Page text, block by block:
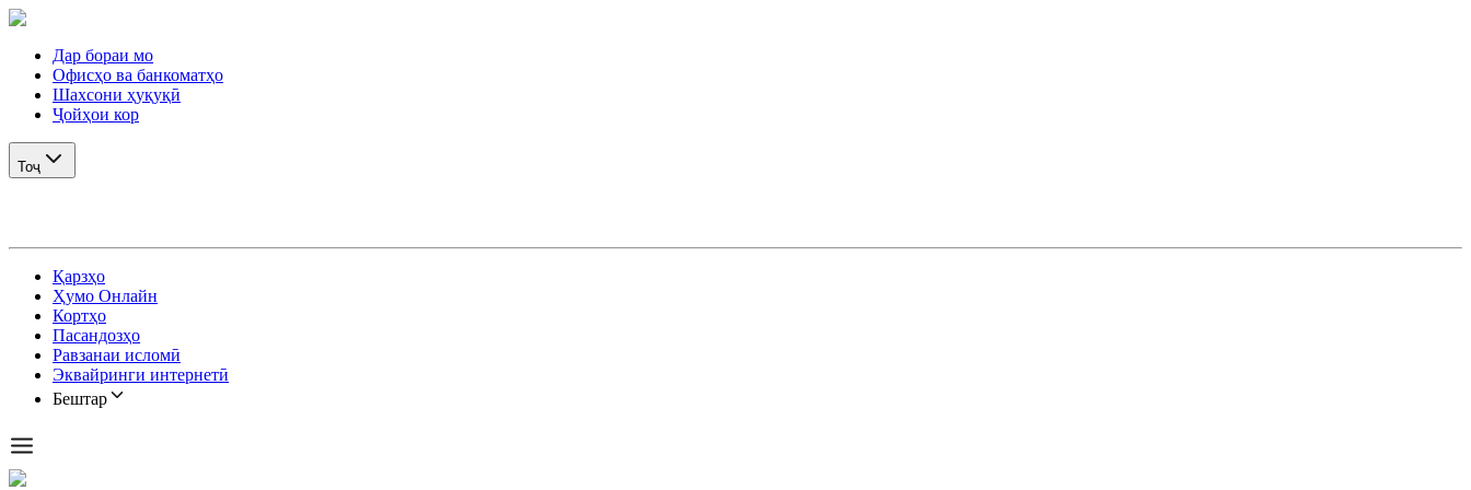
Дар бораи мо
Офисҳо ва банкоматҳо
Шахсони ҳуқуқӣ
Ҷойҳои кор
Тоҷ
Қарзҳо
Ҳумо Онлайн
Кортҳо
Пасандозҳо
Равзанаи исломӣ
Эквайринги интернетӣ
Бештар